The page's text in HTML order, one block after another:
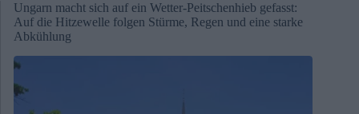
Ungarn macht sich auf ein Wetter-Peitschenhieb gefasst:
Auf die Hitzewelle folgen Stürme, Regen und eine starke
Abkühlung